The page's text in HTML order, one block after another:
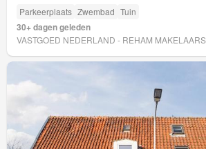
Parkeerplaats Zwembad Tuin
30+ dagen geleden
VASTGOED NEDERLAND - REHAM